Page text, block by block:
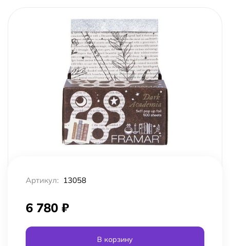
Артикул: 13058
6 780 ₽
В корзину